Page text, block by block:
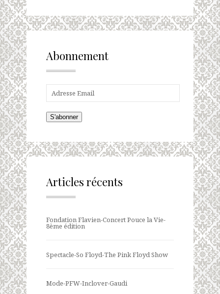
Abonnement
S'abonner
Articles récents
Fondation Flavien-Concert Pouce la Vie-
8ème édition
Spectacle-So Floyd-The Pink Floyd Show
Mode-PFW-Inclover-Gaudi